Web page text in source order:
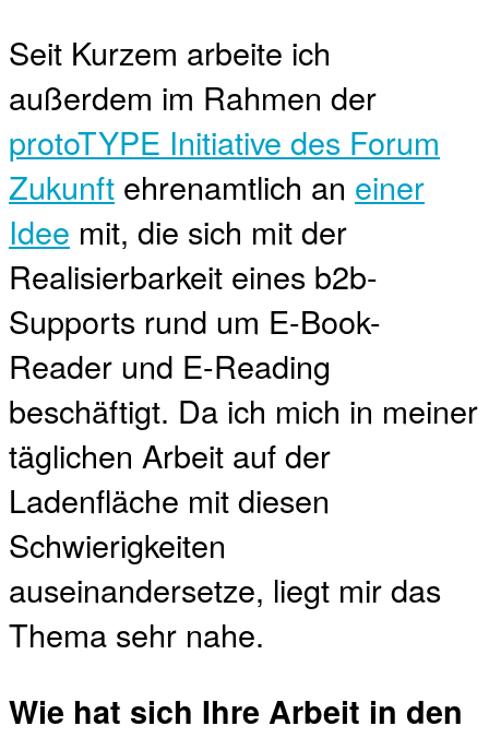
Seit Kurzem arbeite ich
außerdem im Rahmen der
protoTYPE Initiative des Forum
Zukunft ehrenamtlich an einer
Idee mit, die sich mit der
Realisierbarkeit eines b2b-
Supports rund um E-Book-
Reader und E-Reading
beschäftigt. Da ich mich in meiner
täglichen Arbeit auf der
Ladenfläche mit diesen
Schwierigkeiten
auseinandersetze, liegt mir das
Thema sehr nahe.
Wie hat sich Ihre Arbeit in den